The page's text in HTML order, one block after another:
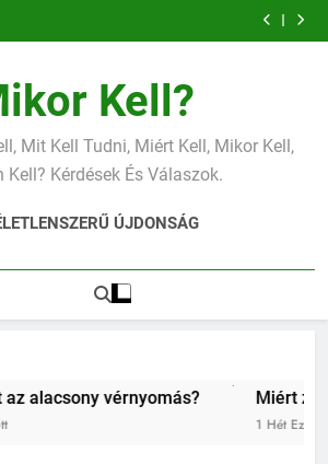
Miért fáj a váll?
Miért zsibbad a kéz?
Mit jelent az alacsony vas?
Miért fáj a váll?
jelent az alacsony vérnyomás?
Miért zsibbad a kéz?
Kell?
Mit Kell Tudni, Miért Kell, Mikor Kell,
Kell? Kérdések És Válaszok.
ÚJDONSÁG
vérnyomás? Miért zsibbad a